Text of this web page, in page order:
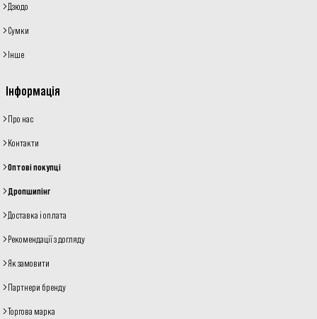
Дзюдо
Сумки
Інше
Інформація
Про нас
Контакти
Оптові покупці
Дропшипінг
Доставка і оплата
Рекомендації з догляду
Як замовити
Партнери бренду
Торгова марка